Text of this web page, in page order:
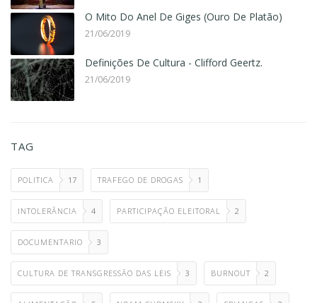
O Mito Do Anel De Giges (Ouro De Platão)
21/06/2019
Definições De Cultura - Clifford Geertz.
21/06/2019
TAG
POLITICA 17 TRAFEGO DE DROGAS 1
INTOLERÂNCIA 4 PARTICIPAÇÃO ELEITORAL 2
DOCUMENTARIO 3
CULTURA DE TRANSGRESSÃO DAS LEIS 3 BURNOUT 2